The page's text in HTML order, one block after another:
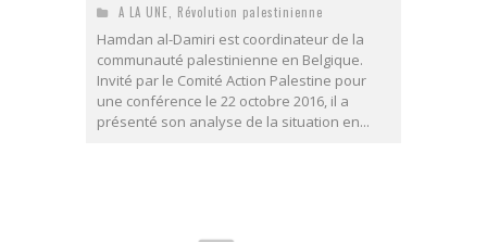
A LA UNE
Révolution palestinienne
Hamdan al-Damiri est coordinateur de la
communauté palestinienne en Belgique.
Invité par le Comité Action Palestine pour
une conférence le 22 octobre 2016, il a
présenté son analyse de la situation en...